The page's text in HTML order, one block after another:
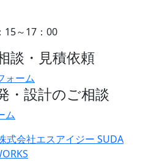
15～17：00
談・見積依頼
ォーム
・設計のご相談
ム